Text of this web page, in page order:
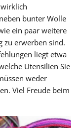
bunter Wolle
ein paar weitere
zu erwerben sind.
liegt etwa
Utensilien Sie
weder
Viel Freude beim